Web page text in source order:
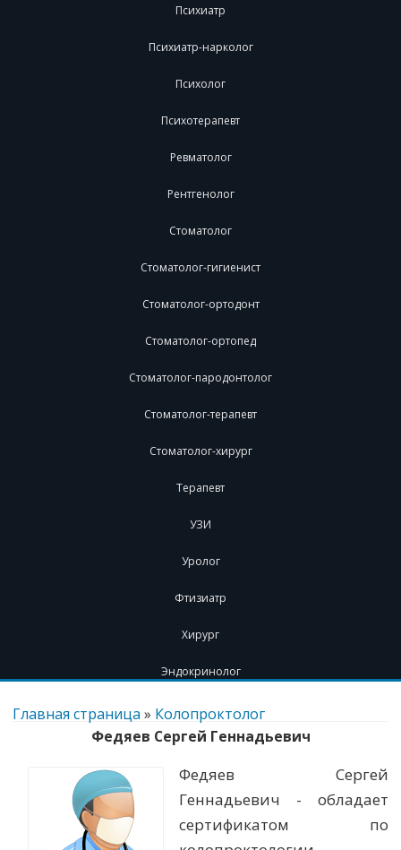
Психиатр
Психиатр-нарколог
Психолог
Психотерапевт
Ревматолог
Рентгенолог
Стоматолог
Стоматолог-гигиенист
Стоматолог-ортодонт
Стоматолог-ортопед
Стоматолог-пародонтолог
Стоматолог-терапевт
Стоматолог-хирург
Терапевт
УЗИ
Уролог
Фтизиатр
Хирург
Эндокринолог
Перейти
содержимому
Главная страница » Колопроктолог
Федяев Сергей Геннадьевич
Федяев Сергей
Геннадьевич - обладает
сертификатом по